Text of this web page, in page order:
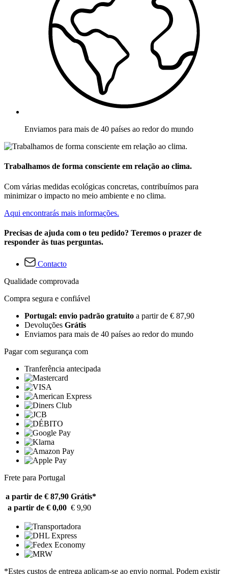
Enviamos para mais de 40 países ao redor do mundo
Trabalhamos de forma consciente em relação ao clima.
Com várias medidas ecológicas concretas, contribuímos para
minimizar o impacto no meio ambiente e no clima.
Aqui encontrarás mais informações.
Precisas de ajuda com o teu pedido? Teremos o prazer de
responder às tuas perguntas.
Contacto
Qualidade comprovada
Compra segura e confiável
Portugal: envio padrão gratuito a partir de € 87,90
Devoluções Grátis
Enviamos para mais de 40 países ao redor do mundo
Pagar com segurança com
Tranferência antecipada
Frete para Portugal
a partir de € 87,90 Grátis*
a partir de € 0,00 € 9,90
*Estes custos de entrega aplicam-se ao envio normal. Podem existir